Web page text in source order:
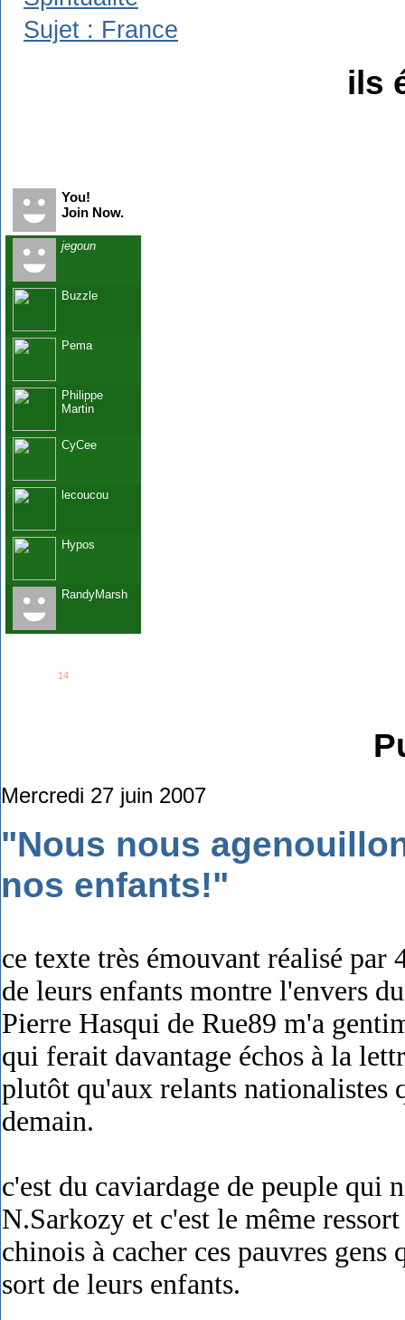
Sujet : France
ils
You!
Join Now.
jegoun
Buzzle
Pema
Philippe
Martin
CyCee
lecoucou
Hypos
RandyMarsh
14members...
Mercredi 27 juin 2007
"Nous nous
nos enfants!"
ce texte très émouvant réalisé
de leurs enfants montre l'envers
Pierre Hasqui de Rue89 m'a
qui ferait davantage échos à la
plutôt qu'aux relants nationalistes
demain.
c'est du caviardage de peuple qui
N.Sarkozy et c'est le même
chinois à cacher ces pauvres
sort de leurs enfants.